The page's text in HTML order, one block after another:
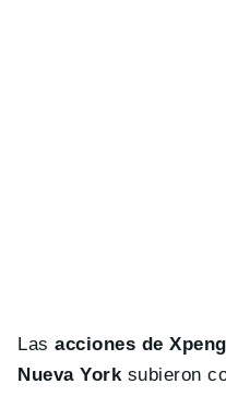
Lasacciones de
Nueva York subieron